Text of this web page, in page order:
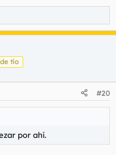
tío
#20
por ahí.